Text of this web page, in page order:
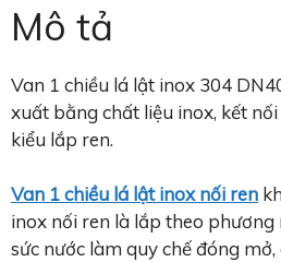
Mô tả
Van 1 chiều lá lật inox 304
xuất bằng chất liệu inox, kết
kiểu lắp ren.
Van 1 chiều lá lật inox nối ren
inox nối ren là lắp theo
sức nước làm quy chế đóng